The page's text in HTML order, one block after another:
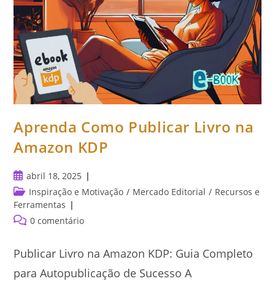
Aprenda Como Publicar Livro na
Amazon KDP
Post
publicado:
abril 18, 2025
Categoria
do
post:
Inspiração e Motivação / Mercado Editorial / Recursos e
Ferramentas
Comentários
0 comentário
Publicar Livro na Amazon KDP: Guia Completo
para Autopublicação de Sucesso A